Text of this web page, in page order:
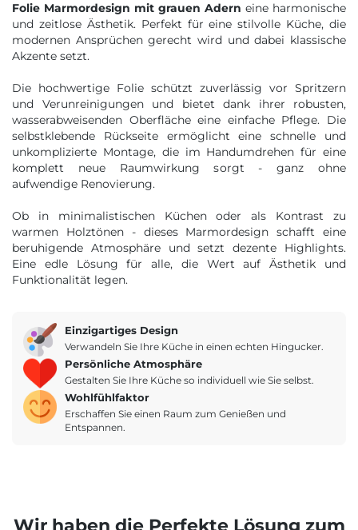
Folie Marmordesign mit grauen Adern eine harmonische
und zeitlose Ästhetik. Perfekt für eine stilvolle Küche, die
modernen Ansprüchen gerecht wird und dabei klassische
Akzente setzt.
Die hochwertige Folie schützt zuverlässig vor Spritzern
und Verunreinigungen und bietet dank ihrer robusten,
wasserabweisenden Oberfläche eine einfache Pflege. Die
selbstklebende Rückseite ermöglicht eine schnelle und
unkomplizierte Montage, die im Handumdrehen für eine
komplett neue Raumwirkung sorgt - ganz ohne
aufwendige Renovierung.
Ob in minimalistischen Küchen oder als Kontrast zu
warmen Holztönen - dieses Marmordesign schafft eine
beruhigende Atmosphäre und setzt dezente Highlights.
Eine edle Lösung für alle, die Wert auf Ästhetik und
Funktionalität legen.
Einzigartiges Design
Verwandeln Sie Ihre Küche in einen echten Hingucker.
Persönliche Atmosphäre
Gestalten Sie Ihre Küche so individuell wie Sie selbst.
Wohlfühlfaktor
Erschaffen Sie einen Raum zum Genießen und
Entspannen.
Wir haben die Perfekte Lösung zum